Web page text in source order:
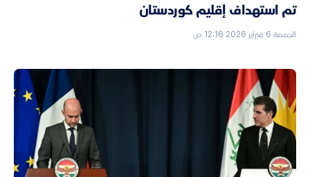
تم استهداف إقليم كوردستان
الجمعة 6 فبراير 2026 12:16 ص